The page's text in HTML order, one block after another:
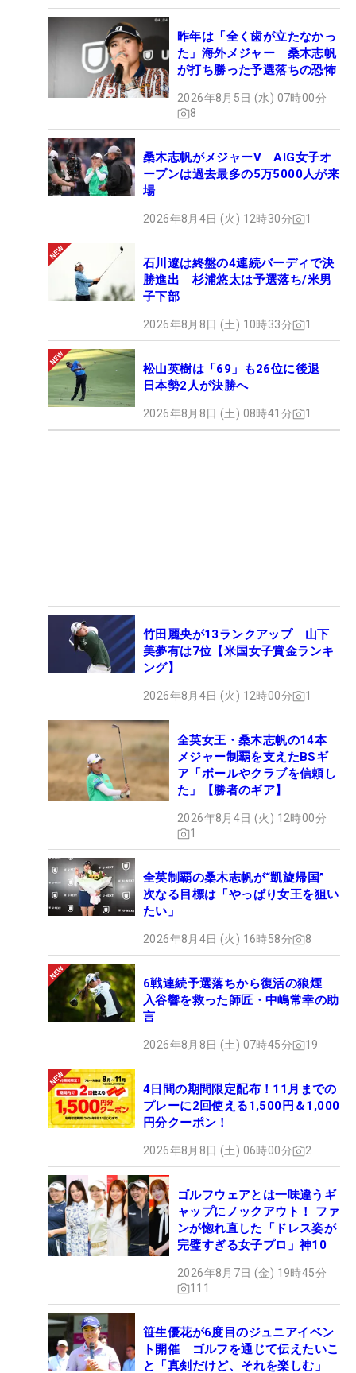
昨年は「全く歯が立たなかっ
た」海外メジャー 桑木志帆
が打ち勝った予選落ちの恐怖
2026年8月5日 (水) 07時00分
8
桑木志帆がメジャーV AIG女子オ
ープンは過去最多の5万5000人が来
場
2026年8月4日 (火) 12時30分 1
石川遼は終盤の4連続バーディで決
勝進出 杉浦悠太は予選落ち/米男
子下部
2026年8月8日 (土) 10時33分 1
松山英樹は「69」も26位に後退
日本勢2人が決勝へ
2026年8月8日 (土) 08時41分 1
竹田麗央が13ランクアップ 山下
美夢有は7位【米国女子賞金ランキ
ング】
2026年8月4日 (火) 12時00分 1
全英女王・桑木志帆の14本
メジャー制覇を支えたBSギ
ア「ボールやクラブを信頼し
た」【勝者のギア】
2026年8月4日 (火) 12時00分
1
全英制覇の桑木志帆が“凱旋帰国”
次なる目標は「やっぱり女王を狙い
たい」
2026年8月4日 (火) 16時58分 8
6戦連続予選落ちから復活の狼煙
入谷響を救った師匠・中嶋常幸の助
言
2026年8月8日 (土) 07時45分 19
4日間の期間限定配布！11月までの
プレーに2回使える1,500円＆1,000
円分クーポン！
2026年8月8日 (土) 06時00分 2
ゴルフウェアとは一味違うギ
ャップにノックアウト！ ファ
ンが惚れ直した「ドレス姿が
完璧すぎる女子プロ」神10
2026年8月7日 (金) 19時45分
111
笹生優花が6度目のジュニアイベン
ト開催 ゴルフを通じて伝えたいこ
と「真剣だけど、それを楽しむ」